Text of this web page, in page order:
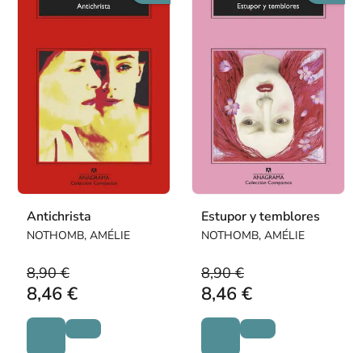
Antichrista
NOTHOMB, AMÉLIE
8,90 €
8,46 €
Estupor y temblores
NOTHOMB, AMÉLIE
8,90 €
8,46 €